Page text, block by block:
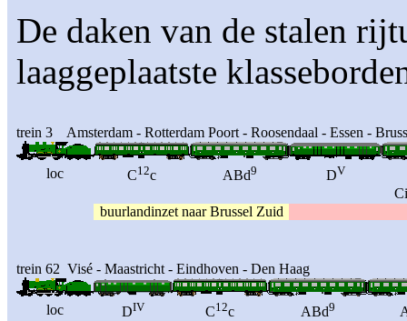
De daken van de stalen
laaggeplaatste
trein 3 Amsterdam - Rotterdam Poort - Roosendaal - Essen -
loc C12c ABd9 DV
buurlandinzet naar Brussel Zuid
trein 62 Visé - Maastricht - Eindhoven - Den Haag
loc DIV C12c ABd9